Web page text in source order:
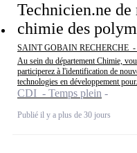
Technicien.ne de
chimie des
SAINT GOBAIN RECHERCHE -
Au sein du département Chimie,
participerez à l'identification de
technologies en développement
CDI - Temps plein
Publié il y a plus de 30 jours